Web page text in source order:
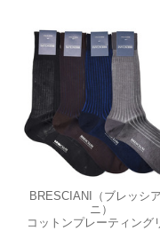
BRESCIANI（ブレッシ
ニ）
コットンプレーティング